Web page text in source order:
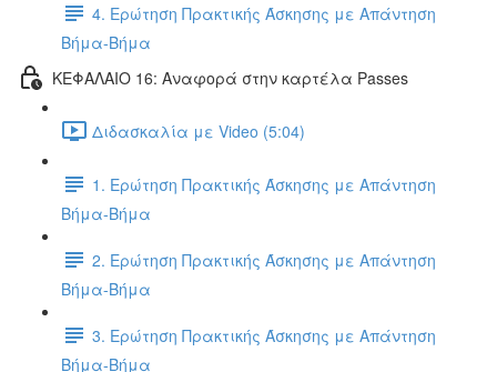
4. Ερώτηση Πρακτικής Άσκησης με Απάντηση
Βήμα-Βήμα
ΚΕΦΑΛΑΙΟ 16: Αναφορά στην καρτέλα Passes
Διδασκαλία με Video (5:04)
1. Ερώτηση Πρακτικής Άσκησης με Απάντηση
Βήμα-Βήμα
2. Ερώτηση Πρακτικής Άσκησης με Απάντηση
Βήμα-Βήμα
3. Ερώτηση Πρακτικής Άσκησης με Απάντηση
Βήμα-Βήμα